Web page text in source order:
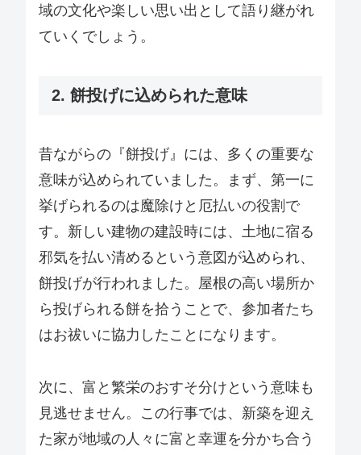
域の文化や楽しい思い出として語り継がれ
ていくでしょう。
2. 餅投げに込められた意味
昔ながらの『餅投げ』には、多くの重要な
意味が込められていました。まず、第一に
挙げられるのは魔除けと厄払いの役割で
す。新しい建物の建設時には、土地に宿る
邪気を払い清めるという意図が込められ、
餅投げが行われました。屋根の高い場所か
ら投げられる餅を拾うことで、参加者たち
はお祓いに協力したことになります。
次に、富と繁栄のおすそ分けという意味も
見逃せません。この行事では、新築を迎え
た家が地域の人々に富と幸運を分かち合う